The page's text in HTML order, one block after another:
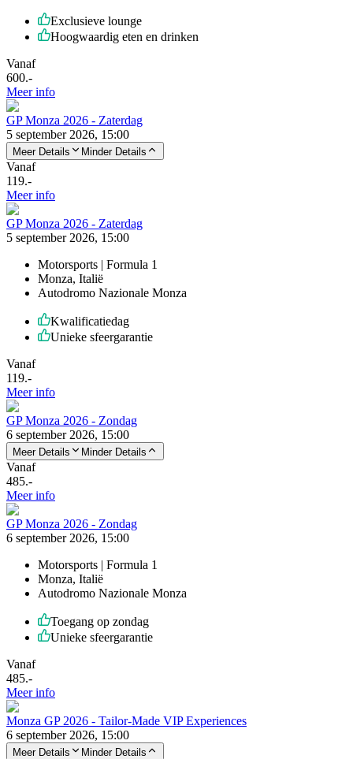
Exclusieve lounge
Hoogwaardig eten en drinken
Vanaf
600.-
Meer info
GP Monza 2026 - Zaterdag
5 september 2026, 15:00
Meer Details Minder Details
Vanaf
119.-
Meer info
GP Monza 2026 - Zaterdag
5 september 2026, 15:00
Motorsports | Formula 1
Monza, Italië
Autodromo Nazionale Monza
Kwalificatiedag
Unieke sfeergarantie
Vanaf
119.-
Meer info
GP Monza 2026 - Zondag
6 september 2026, 15:00
Meer Details Minder Details
Vanaf
485.-
Meer info
GP Monza 2026 - Zondag
6 september 2026, 15:00
Motorsports | Formula 1
Monza, Italië
Autodromo Nazionale Monza
Toegang op zondag
Unieke sfeergarantie
Vanaf
485.-
Meer info
Monza GP 2026 - Tailor-Made VIP Experiences
6 september 2026, 15:00
Meer Details Minder Details